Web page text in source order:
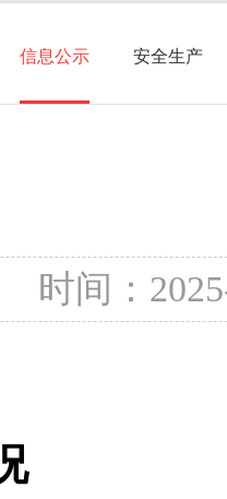
信息公示 安全生产
时间：